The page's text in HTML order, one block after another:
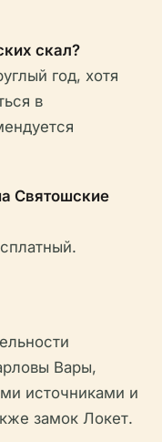
скал?
год, хотя
в
Святошские
Вары,
источниками и
замок Локет.